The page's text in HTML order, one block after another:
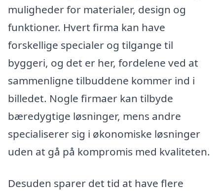
muligheder for materialer, design og
funktioner. Hvert firma kan have
forskellige specialer og tilgange til
byggeri, og det er her, fordelene ved at
sammenligne tilbuddene kommer ind i
billedet. Nogle firmaer kan tilbyde
bæredygtige løsninger, mens andre
specialiserer sig i økonomiske løsninger
uden at gå på kompromis med kvaliteten.
Desuden sparer det tid at have flere